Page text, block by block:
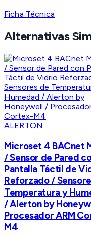
Ficha Técnica
Alternativas
ALERTON
Microset 4 BACnet
/ Sensor de Pared
Pantalla Táctil de
Reforzado /
Temperatura y
/ Alerton by
Procesador ARM
M4